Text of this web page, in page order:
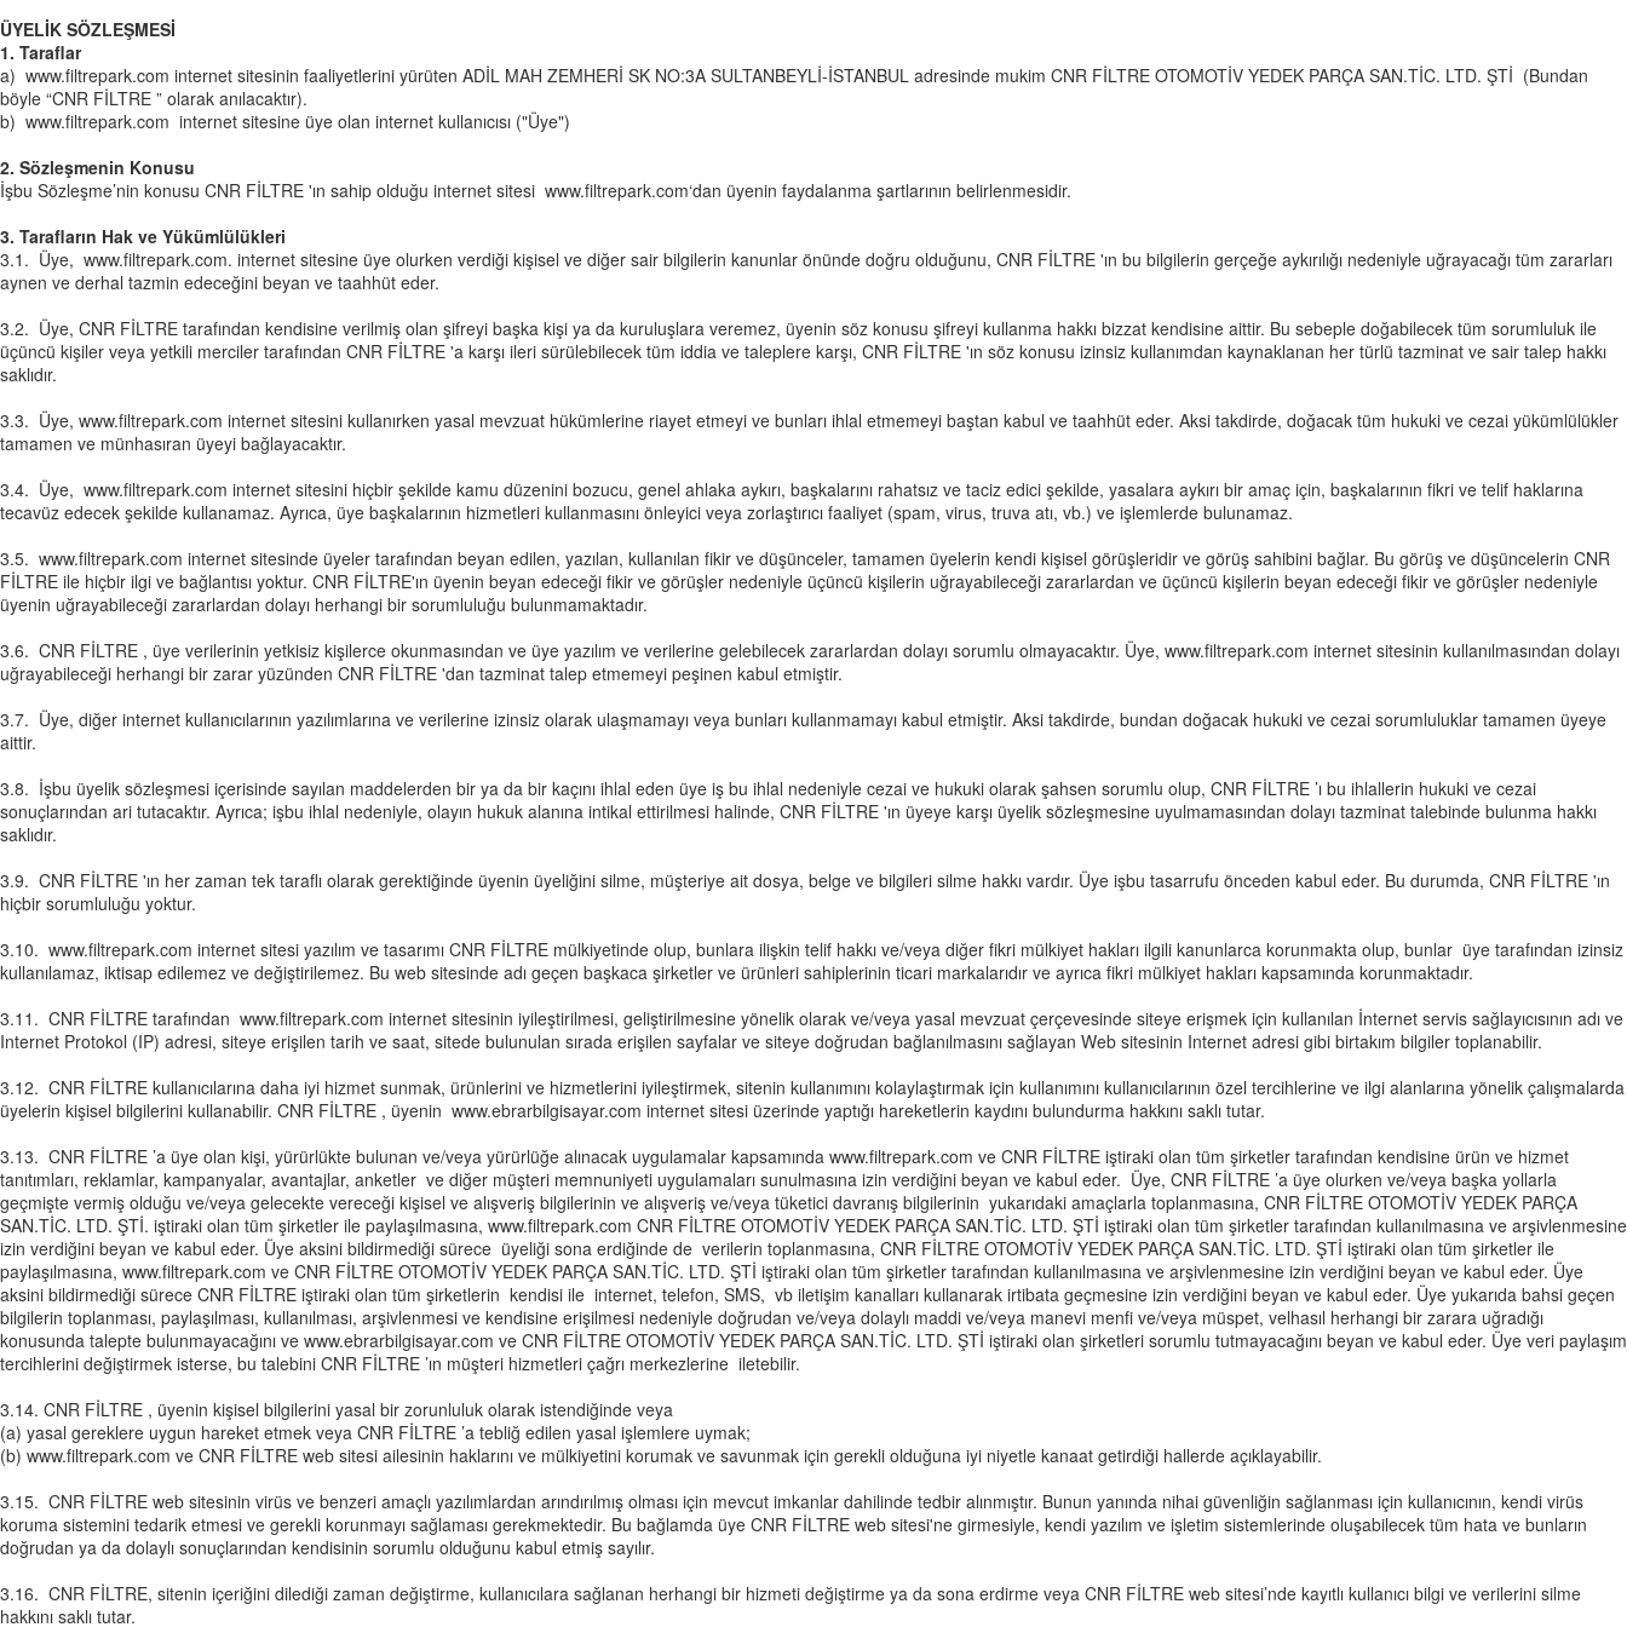
ÜYELİK SÖZLEŞMESİ
1. Taraflar
a) www.filtrepark.com internet sitesinin faaliyetlerini yürüten ADİL MAH ZEMHERİ SK NO:3A SULTANBEYLİ-İSTANBUL adresinde mukim CNR FİLTRE OTOMOTİV YEDEK PARÇA SAN.TİC. LTD. ŞTİ (Bundan
böyle “CNR FİLTRE ” olarak anılacaktır).
b) www.filtrepark.com internet sitesine üye olan internet kullanıcısı ("Üye")
2. Sözleşmenin Konusu
İşbu Sözleşme’nin konusu CNR FİLTRE 'ın sahip olduğu internet sitesi www.filtrepark.com‘dan üyenin faydalanma şartlarının belirlenmesidir.
3. Tarafların Hak ve Yükümlülükleri
3.1. Üye, www.filtrepark.com. internet sitesine üye olurken verdiği kişisel ve diğer sair bilgilerin kanunlar önünde doğru olduğunu, CNR FİLTRE 'ın bu bilgilerin gerçeğe aykırılığı nedeniyle uğrayacağı tüm zararları
aynen ve derhal tazmin edeceğini beyan ve taahhüt eder.
3.2. Üye, CNR FİLTRE tarafından kendisine verilmiş olan şifreyi başka kişi ya da kuruluşlara veremez, üyenin söz konusu şifreyi kullanma hakkı bizzat kendisine aittir. Bu sebeple doğabilecek tüm sorumluluk ile
üçüncü kişiler veya yetkili merciler tarafından CNR FİLTRE 'a karşı ileri sürülebilecek tüm iddia ve taleplere karşı, CNR FİLTRE 'ın söz konusu izinsiz kullanımdan kaynaklanan her türlü tazminat ve sair talep hakkı
saklıdır.
3.3. Üye, www.filtrepark.com internet sitesini kullanırken yasal mevzuat hükümlerine riayet etmeyi ve bunları ihlal etmemeyi baştan kabul ve taahhüt eder. Aksi takdirde, doğacak tüm hukuki ve cezai yükümlülükler
tamamen ve münhasıran üyeyi bağlayacaktır.
3.4. Üye, www.filtrepark.com internet sitesini hiçbir şekilde kamu düzenini bozucu, genel ahlaka aykırı, başkalarını rahatsız ve taciz edici şekilde, yasalara aykırı bir amaç için, başkalarının fikri ve telif haklarına
tecavüz edecek şekilde kullanamaz. Ayrıca, üye başkalarının hizmetleri kullanmasını önleyici veya zorlaştırıcı faaliyet (spam, virus, truva atı, vb.) ve işlemlerde bulunamaz.
3.5. www.filtrepark.com internet sitesinde üyeler tarafından beyan edilen, yazılan, kullanılan fikir ve düşünceler, tamamen üyelerin kendi kişisel görüşleridir ve görüş sahibini bağlar. Bu görüş ve düşüncelerin CNR
FİLTRE ile hiçbir ilgi ve bağlantısı yoktur. CNR FİLTRE'ın üyenin beyan edeceği fikir ve görüşler nedeniyle üçüncü kişilerin uğrayabileceği zararlardan ve üçüncü kişilerin beyan edeceği fikir ve görüşler nedeniyle
üyenin uğrayabileceği zararlardan dolayı herhangi bir sorumluluğu bulunmamaktadır.
3.6. CNR FİLTRE , üye verilerinin yetkisiz kişilerce okunmasından ve üye yazılım ve verilerine gelebilecek zararlardan dolayı sorumlu olmayacaktır. Üye, www.filtrepark.com internet sitesinin kullanılmasından dolayı
uğrayabileceği herhangi bir zarar yüzünden CNR FİLTRE 'dan tazminat talep etmemeyi peşinen kabul etmiştir.
3.7. Üye, diğer internet kullanıcılarının yazılımlarına ve verilerine izinsiz olarak ulaşmamayı veya bunları kullanmamayı kabul etmiştir. Aksi takdirde, bundan doğacak hukuki ve cezai sorumluluklar tamamen üyeye
aittir.
3.8. İşbu üyelik sözleşmesi içerisinde sayılan maddelerden bir ya da bir kaçını ihlal eden üye iş bu ihlal nedeniyle cezai ve hukuki olarak şahsen sorumlu olup, CNR FİLTRE ’ı bu ihlallerin hukuki ve cezai
sonuçlarından ari tutacaktır. Ayrıca; işbu ihlal nedeniyle, olayın hukuk alanına intikal ettirilmesi halinde, CNR FİLTRE 'ın üyeye karşı üyelik sözleşmesine uyulmamasından dolayı tazminat talebinde bulunma hakkı
saklıdır.
3.9. CNR FİLTRE 'ın her zaman tek taraflı olarak gerektiğinde üyenin üyeliğini silme, müşteriye ait dosya, belge ve bilgileri silme hakkı vardır. Üye işbu tasarrufu önceden kabul eder. Bu durumda, CNR FİLTRE 'ın
hiçbir sorumluluğu yoktur.
3.10. www.filtrepark.com internet sitesi yazılım ve tasarımı CNR FİLTRE mülkiyetinde olup, bunlara ilişkin telif hakkı ve/veya diğer fikri mülkiyet hakları ilgili kanunlarca korunmakta olup, bunlar üye tarafından izinsiz
kullanılamaz, iktisap edilemez ve değiştirilemez. Bu web sitesinde adı geçen başkaca şirketler ve ürünleri sahiplerinin ticari markalarıdır ve ayrıca fikri mülkiyet hakları kapsamında korunmaktadır.
3.11. CNR FİLTRE tarafından www.filtrepark.com internet sitesinin iyileştirilmesi, geliştirilmesine yönelik olarak ve/veya yasal mevzuat çerçevesinde siteye erişmek için kullanılan İnternet servis sağlayıcısının adı ve
Internet Protokol (IP) adresi, siteye erişilen tarih ve saat, sitede bulunulan sırada erişilen sayfalar ve siteye doğrudan bağlanılmasını sağlayan Web sitesinin Internet adresi gibi birtakım bilgiler toplanabilir.
3.12. CNR FİLTRE kullanıcılarına daha iyi hizmet sunmak, ürünlerini ve hizmetlerini iyileştirmek, sitenin kullanımını kolaylaştırmak için kullanımını kullanıcılarının özel tercihlerine ve ilgi alanlarına yönelik çalışmalarda
üyelerin kişisel bilgilerini kullanabilir. CNR FİLTRE , üyenin www.ebrarbilgisayar.com internet sitesi üzerinde yaptığı hareketlerin kaydını bulundurma hakkını saklı tutar.
3.13. CNR FİLTRE ’a üye olan kişi, yürürlükte bulunan ve/veya yürürlüğe alınacak uygulamalar kapsamında www.filtrepark.com ve CNR FİLTRE iştiraki olan tüm şirketler tarafından kendisine ürün ve hizmet
tanıtımları, reklamlar, kampanyalar, avantajlar, anketler ve diğer müşteri memnuniyeti uygulamaları sunulmasına izin verdiğini beyan ve kabul eder. Üye, CNR FİLTRE ’a üye olurken ve/veya başka yollarla
geçmişte vermiş olduğu ve/veya gelecekte vereceği kişisel ve alışveriş bilgilerinin ve alışveriş ve/veya tüketici davranış bilgilerinin yukarıdaki amaçlarla toplanmasına, CNR FİLTRE OTOMOTİV YEDEK PARÇA
SAN.TİC. LTD. ŞTİ. iştiraki olan tüm şirketler ile paylaşılmasına, www.filtrepark.com CNR FİLTRE OTOMOTİV YEDEK PARÇA SAN.TİC. LTD. ŞTİ iştiraki olan tüm şirketler tarafından kullanılmasına ve arşivlenmesine
izin verdiğini beyan ve kabul eder. Üye aksini bildirmediği sürece üyeliği sona erdiğinde de verilerin toplanmasına, CNR FİLTRE OTOMOTİV YEDEK PARÇA SAN.TİC. LTD. ŞTİ iştiraki olan tüm şirketler ile
paylaşılmasına, www.filtrepark.com ve CNR FİLTRE OTOMOTİV YEDEK PARÇA SAN.TİC. LTD. ŞTİ iştiraki olan tüm şirketler tarafından kullanılmasına ve arşivlenmesine izin verdiğini beyan ve kabul eder. Üye
aksini bildirmediği sürece CNR FİLTRE iştiraki olan tüm şirketlerin kendisi ile internet, telefon, SMS, vb iletişim kanalları kullanarak irtibata geçmesine izin verdiğini beyan ve kabul eder. Üye yukarıda bahsi geçen
bilgilerin toplanması, paylaşılması, kullanılması, arşivlenmesi ve kendisine erişilmesi nedeniyle doğrudan ve/veya dolaylı maddi ve/veya manevi menfi ve/veya müspet, velhasıl herhangi bir zarara uğradığı
konusunda talepte bulunmayacağını ve www.ebrarbilgisayar.com ve CNR FİLTRE OTOMOTİV YEDEK PARÇA SAN.TİC. LTD. ŞTİ iştiraki olan şirketleri sorumlu tutmayacağını beyan ve kabul eder. Üye veri paylaşım
tercihlerini değiştirmek isterse, bu talebini CNR FİLTRE ’ın müşteri hizmetleri çağrı merkezlerine iletebilir.
3.14. CNR FİLTRE , üyenin kişisel bilgilerini yasal bir zorunluluk olarak istendiğinde veya
(a) yasal gereklere uygun hareket etmek veya CNR FİLTRE ’a tebliğ edilen yasal işlemlere uymak;
(b) www.filtrepark.com ve CNR FİLTRE web sitesi ailesinin haklarını ve mülkiyetini korumak ve savunmak için gerekli olduğuna iyi niyetle kanaat getirdiği hallerde açıklayabilir.
3.15. CNR FİLTRE web sitesinin virüs ve benzeri amaçlı yazılımlardan arındırılmış olması için mevcut imkanlar dahilinde tedbir alınmıştır. Bunun yanında nihai güvenliğin sağlanması için kullanıcının, kendi virüs
koruma sistemini tedarik etmesi ve gerekli korunmayı sağlaması gerekmektedir. Bu bağlamda üye CNR FİLTRE web sitesi'ne girmesiyle, kendi yazılım ve işletim sistemlerinde oluşabilecek tüm hata ve bunların
doğrudan ya da dolaylı sonuçlarından kendisinin sorumlu olduğunu kabul etmiş sayılır.
3.16. CNR FİLTRE, sitenin içeriğini dilediği zaman değiştirme, kullanıcılara sağlanan herhangi bir hizmeti değiştirme ya da sona erdirme veya CNR FİLTRE web sitesi’nde kayıtlı kullanıcı bilgi ve verilerini silme
hakkını saklı tutar.